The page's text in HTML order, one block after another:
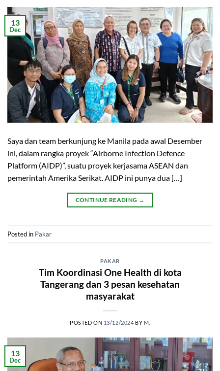
13
Dec
Saya dan team berkunjung ke Manila pada awal Desember
ini, dalam rangka proyek “Airborne Infection Defence
Platform (AIDP)”, suatu proyek kerjasama ASEAN dan
pemerintah Amerika Serikat. AIDP ini punya dua […]
CONTINUE READING →
Posted in Pakar
PAKAR
Tim Koordinasi One Health di kota
Tangerang dan 3 pesan kesehatan
masyarakat
POSTED ON 13/12/2024 BY M.
13
Dec